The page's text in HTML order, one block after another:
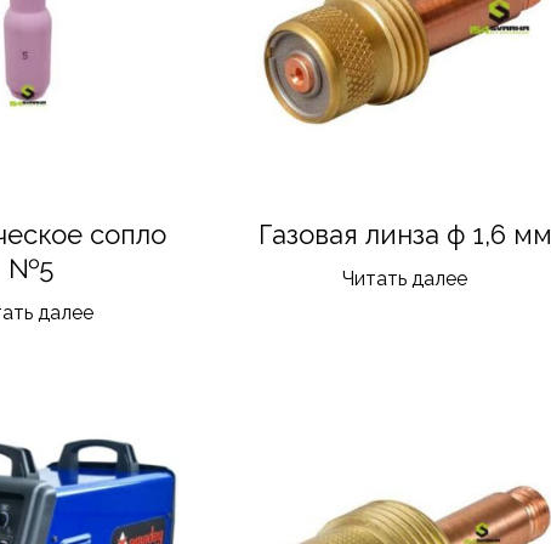
сопло
№5
далее
Газовая линза ф 1,6 мм
Читать далее